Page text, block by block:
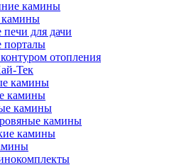
камины
камины
для дачи
отопления
Тек
камины
камины
камины
камины
камины